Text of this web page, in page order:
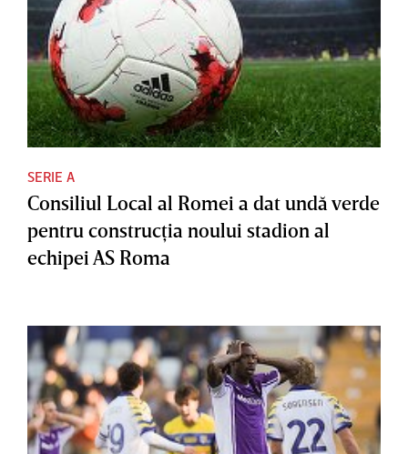
SERIE A
Consiliul Local al Romei a dat undă verde
pentru construcţia noului stadion al
echipei AS Roma